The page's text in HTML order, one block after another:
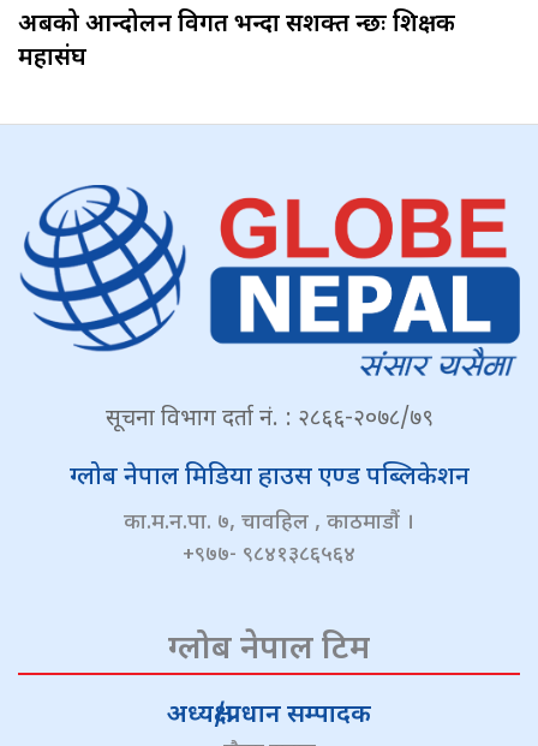
अबको आन्दोलन विगत भन्दा सशक्त हुन्छः शिक्षक
महासंघ
सूचना विभाग दर्ता नं. : २८६६-२०७८/७९
ग्लोब नेपाल मिडिया हाउस एण्ड पब्लिकेशन
का.म.न.पा. ७, चावहिल , काठमाडौं ।
+९७७- ९८४१३८६५६४
ग्लोब नेपाल टिम
अध्यक्ष/प्रधान सम्पादक